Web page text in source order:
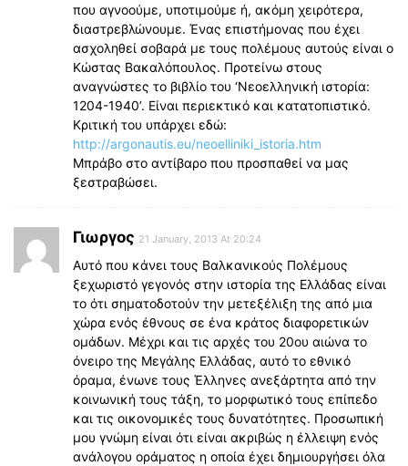
που αγνοούμε, υποτιμούμε ή, ακόμη χειρότερα,
διαστρεβλώνουμε. Ένας επιστήμονας που έχει
ασχοληθεί σοβαρά με τους πολέμους αυτούς είναι ο
Κώστας Βακαλόπουλος. Προτείνω στους
αναγνώστες το βιβλίο του ‘Nεοελληνική ιστορία:
1204-1940’. Είναι περιεκτικό και κατατοπιστικό.
Κριτική του υπάρχει εδώ:
http://argonautis.eu/neoelliniki_istoria.htm
Μπράβο στο αντίβαρο που προσπαθεί να μας
ξεστραβώσει.
Γιωργος 21 January, 2013 At 20:24
Αυτό που κάνει τους Βαλκανικούς Πολέμους
ξεχωριστό γεγονός στην ιστορία της Ελλάδας είναι
το ότι σηματοδοτούν την μετεξέλιξη της από μια
χώρα ενός έθνους σε ένα κράτος διαφορετικών
ομάδων. Μέχρι και τις αρχές του 20ου αιώνα το
όνειρο της Μεγάλης Ελλάδας, αυτό το εθνικό
όραμα, ένωνε τους Έλληνες ανεξάρτητα από την
κοινωνική τους τάξη, το μορφωτικό τους επίπεδο
και τις οικονομικές τους δυνατότητες. Προσωπική
μου γνώμη είναι ότι είναι ακριβώς η έλλειψη ενός
ανάλογου οράματος η οποία έχει δημιουργήσει όλα